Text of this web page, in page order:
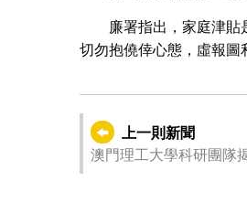
廉署指出，家庭津貼
切勿抱僥倖心態，虛報圖
上一則新聞
澳門理工大學科研團隊